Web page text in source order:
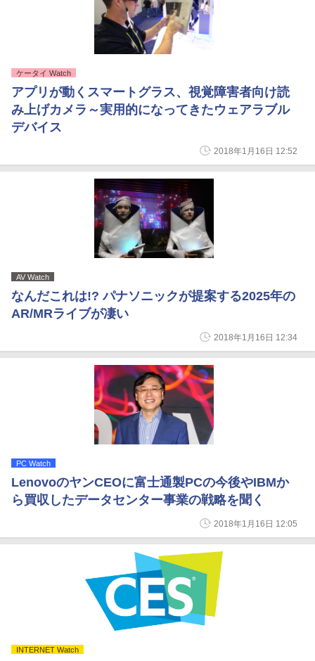
ケータイ Watch
アプリが動くスマートグラス、視覚障害者向け読
み上げカメラ～実用的になってきたウェアラブル
デバイス
2018年1月16日 12:52
AV Watch
なんだこれは!? パナソニックが提案する2025年の
AR/MRライブが凄い
2018年1月16日 12:34
PC Watch
LenovoのヤンCEOに富士通製PCの今後やIBMか
ら買収したデータセンター事業の戦略を聞く
2018年1月16日 12:05
INTERNET Watch